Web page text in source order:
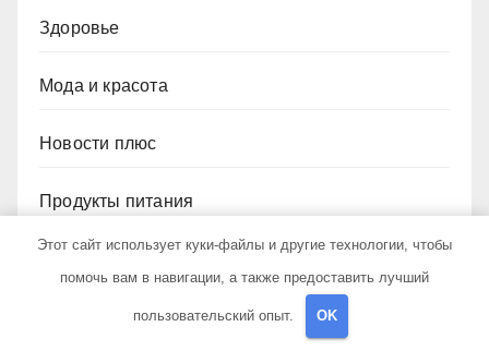
Здоровье
Мода и красота
Новости плюс
Продукты питания
Спорт и йога
Этот сайт использует куки-файлы и другие технологии, чтобы
помочь вам в навигации, а также предоставить лучший
пользовательский опыт. OK